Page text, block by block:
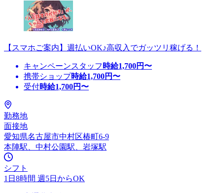
【スマホご案内】週払いOK♪高収入でガッツリ稼げる！
キャンペーンスタッフ 時給1,700円〜
携帯ショップ時給1,700円〜
受付時給1,700円〜
勤務地
面接地
愛知県名古屋市中村区椿町6-9
本陣駅、中村公園駅、岩塚駅
シフト
1日8時間 週5日からOK